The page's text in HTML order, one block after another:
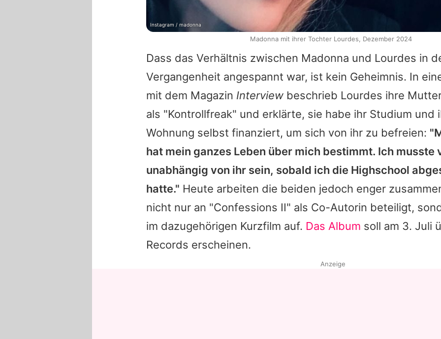
Dass das Verhältnis zwischen Madonna und Lourdes in
Vergangenheit angespannt war, ist kein Geheimnis. In
mit dem Magazin Interview beschrieb Lourdes ihre
als "Kontrollfreak" und erklärte, sie habe ihr Studium und
Wohnung selbst finanziert, um sich von ihr zu befreien:
hat mein ganzes Leben über mich bestimmt. Ich musste
unabhängig von ihr sein, sobald ich die Highschool
hatte." Heute arbeiten die beiden jedoch enger
nicht nur an "Confessions II" als Co-Autorin beteiligt,
im dazugehörigen Kurzfilm auf. Das Album soll am 3. Juli
Records erscheinen.
Instagram / madonna
Madonna mit ihrer Tochter Lourdes, Dezember 2024
Anzeige